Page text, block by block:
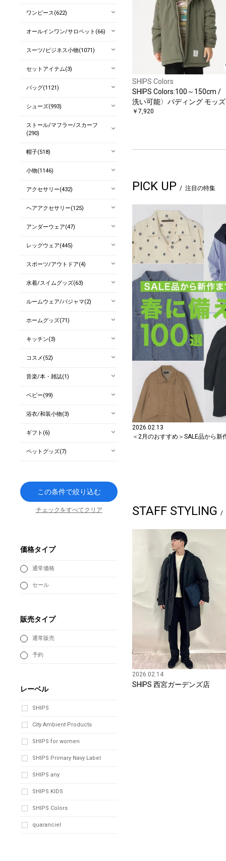
SHIPS Colors
SHIPS Colors:100～150cm /
洗い可能〉パディング モッ
ート
￥7,920
PICK UP 注目の特集
2026.02.13
＜2月のおすすめ＞SALE品から
STAFF STYLING
2026.02.14
SHIPS 西宮ガーデンズ店
ワンピース(622)
オールインワン/サロペット(66)
スーツ/ビジネス小物(1071)
セットアイテム(3)
バッグ(1121)
シューズ(993)
ストール/マフラー/スカーフ
(290)
帽子(518)
小物(1146)
アクセサリー(432)
ヘアアクセサリー(125)
アンダーウェア(47)
レッグウェア(445)
スポーツ/アウトドア(4)
水着/スイムグッズ(63)
ルームウェア/パジャマ(2)
ホームグッズ(71)
キッチン(3)
コスメ(52)
音楽/本・雑誌(1)
ベビー(99)
浴衣/和装小物(3)
ギフト(6)
ペットグッズ(7)
この条件で絞り込む
チェックをすべてクリア
価格タイプ
通常価格
セール
販売タイプ
通常販売
予約
レーベル
SHIPS
City Ambient Products
SHIPS for women
SHIPS Primary Navy Label
SHIPS any
SHIPS KIDS
SHIPS Colors
quaranciel